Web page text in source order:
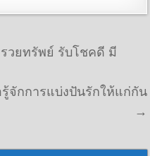
วยทรัพย์ รับโชคดี มี
จักการแบ่งปันรักให้แก่กัน
→